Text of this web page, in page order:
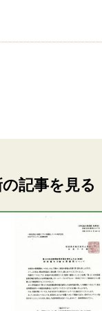
記事を見る